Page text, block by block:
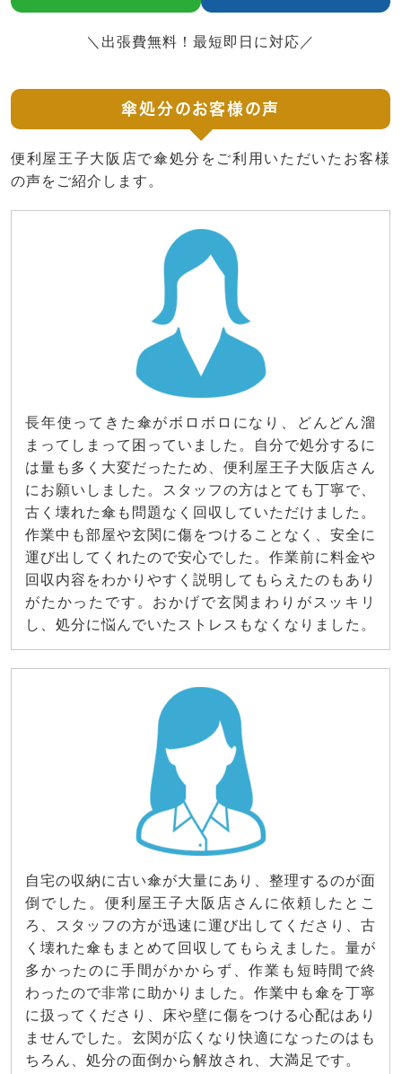
＼出張費無料！最短即日に対応／
傘処分のお客様の声
便利屋王子大阪店で傘処分をご利用いただいたお客様
の声をご紹介します。
長年使ってきた傘がボロボロになり、どんどん溜
まってしまって困っていました。自分で処分するに
は量も多く大変だったため、便利屋王子大阪店さん
にお願いしました。スタッフの方はとても丁寧で、
古く壊れた傘も問題なく回収していただけました。
作業中も部屋や玄関に傷をつけることなく、安全に
運び出してくれたので安心でした。作業前に料金や
回収内容をわかりやすく説明してもらえたのもあり
がたかったです。おかげで玄関まわりがスッキリ
し、処分に悩んでいたストレスもなくなりました。
自宅の収納に古い傘が大量にあり、整理するのが面
倒でした。便利屋王子大阪店さんに依頼したとこ
ろ、スタッフの方が迅速に運び出してくださり、古
く壊れた傘もまとめて回収してもらえました。量が
多かったのに手間がかからず、作業も短時間で終
わったので非常に助かりました。作業中も傘を丁寧
に扱ってくださり、床や壁に傷をつける心配はあり
ませんでした。玄関が広くなり快適になったのはも
ちろん、処分の面倒から解放され、大満足です。